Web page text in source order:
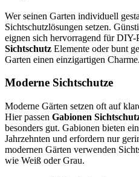
Wer seinen Garten individuell
Sichtschutzlösungen setzen.
eignen sich hervorragend für DIY-
Sichtschutz Elemente oder bunt
Garten einen einzigartigen Charme.
Moderne Sichtschutze
Moderne Gärten setzen oft auf
Hier passen Gabionen
besonders gut. Gabionen bieten
Jahrzehnten und erfordern nur
modernen Gärten verwenden
wie Weiß oder Grau.